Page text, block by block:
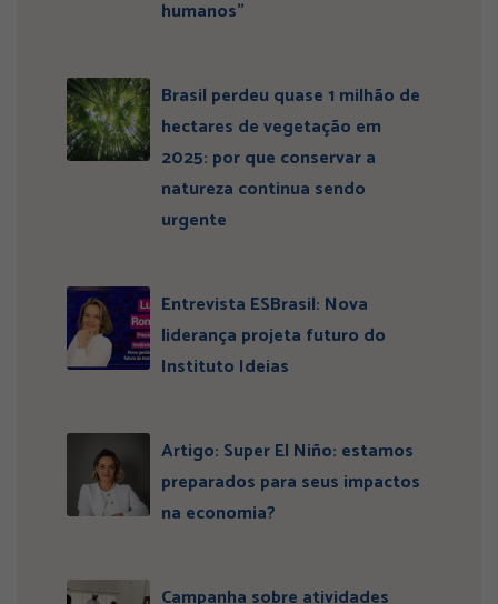
humanos”
Brasil perdeu quase 1 milhão de
hectares de vegetação em
2025: por que conservar a
natureza continua sendo
urgente
Entrevista ESBrasil: Nova
liderança projeta futuro do
Instituto Ideias
Artigo: Super El Niño: estamos
preparados para seus impactos
na economia?